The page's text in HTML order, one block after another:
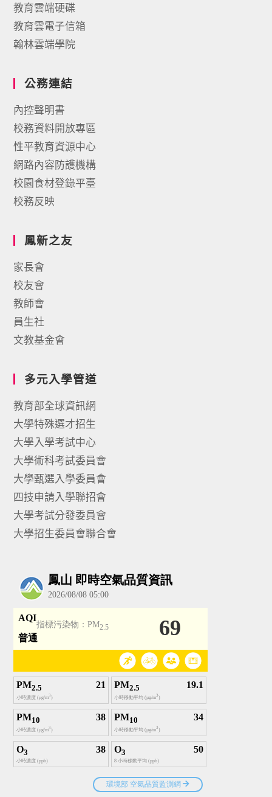
教育雲端硬碟
教育雲電子信箱
翰林雲端學院
公務連結
內控聲明書
校務資料開放專區
性平教育資源中心
網路內容防護機構
校園食材登錄平臺
校務反映
鳳新之友
家長會
校友會
教師會
員生社
文教基金會
多元入學管道
教育部全球資訊網
大學特殊選才招生
大學入學考試中心
大學術科考試委員會
大學甄選入學委員會
四技申請入學聯招會
大學考試分發委員會
大學招生委員會聯合會